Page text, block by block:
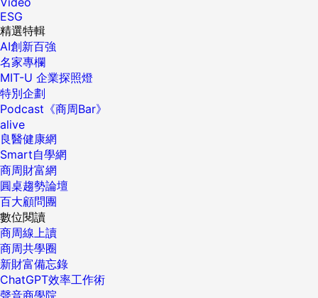
ESG
精選特輯
AI創新百強
名家專欄
MIT-U 企業探照燈
特別企劃
Podcast《商周Bar》
alive
良醫健康網
Smart自學網
商周財富網
圓桌趨勢論壇
百大顧問團
數位閱讀
商周線上讀
商周共學圈
新財富備忘錄
ChatGPT效率工作術
聲音商學院